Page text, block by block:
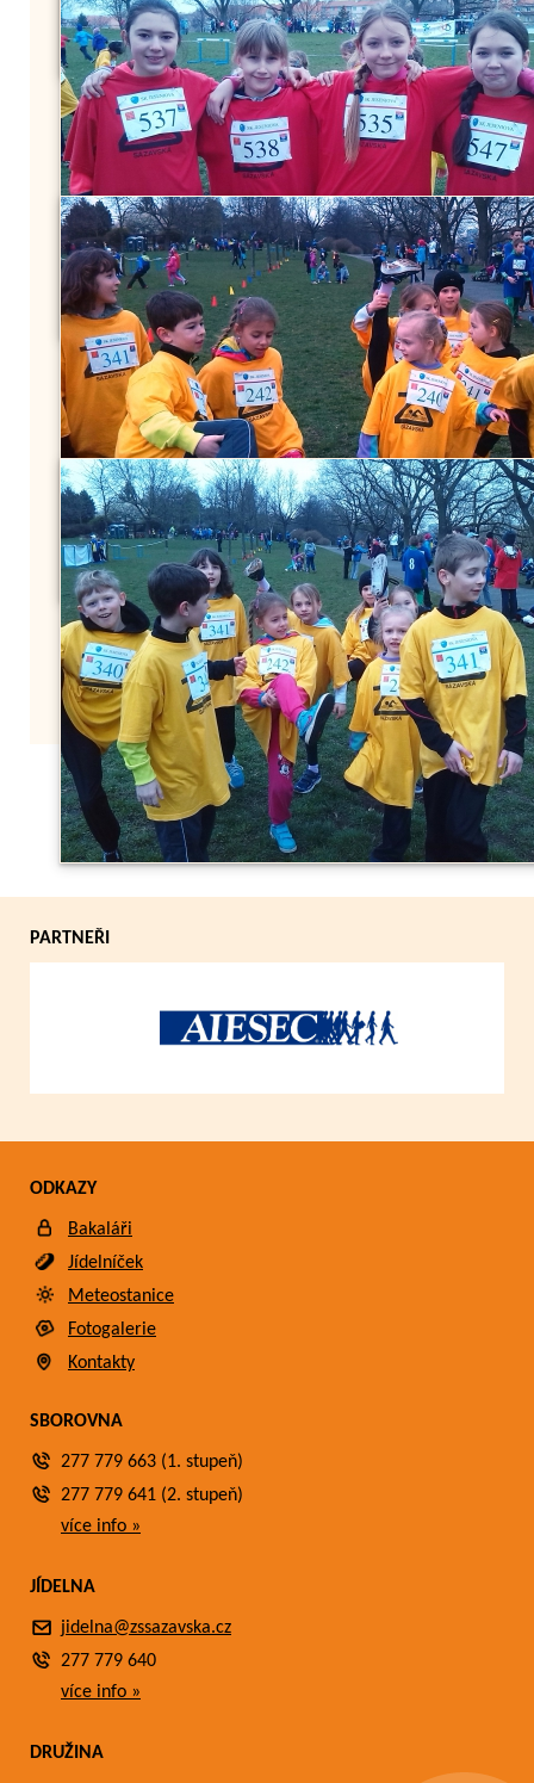
Zpět
PARTNEŘI
ODKAZY
Bakaláři
Jídelníček
Meteostanice
Fotogalerie
Kontakty
SBOROVNA
277 779 663 (1. stupeň)
277 779 641 (2. stupeň)
více info »
JÍDELNA
jidelna@zssazavska.cz
277 779 640
více info »
DRUŽINA